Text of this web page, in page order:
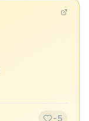
-5